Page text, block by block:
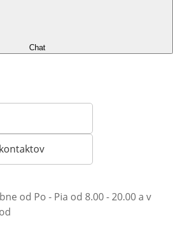
Chat
klienta
od Po - Pia od 8.00 - 20.00 a v